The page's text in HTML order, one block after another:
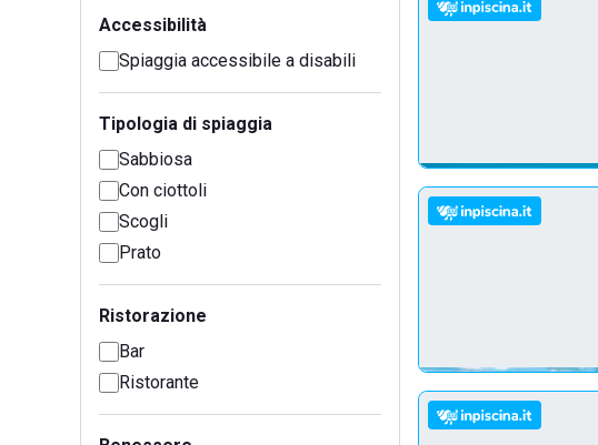
Accessibilità
Spiaggia accessibile a disabili
Tipologia di spiaggia
Sabbiosa
Con ciottoli
Scogli
Prato
Ristorazione
Bar
Ristorante